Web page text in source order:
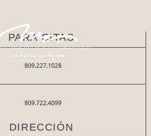
PARA CITAS
809.227.1028
809.722.4099
DIRECCIÓN